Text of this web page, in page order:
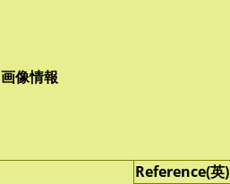
画像情報
Reference(英)